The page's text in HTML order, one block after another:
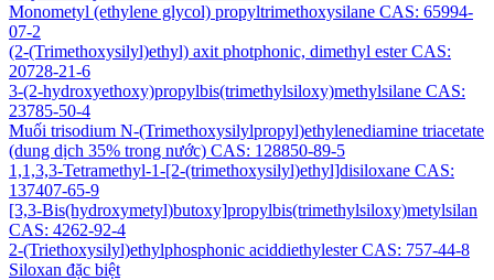
Monometyl (ethylene glycol) propyltrimethoxysilane CAS: 65994-
07-2
(2-(Trimethoxysilyl)ethyl) axit photphonic, dimethyl ester CAS:
20728-21-6
3-(2-hydroxyethoxy)propylbis(trimethylsiloxy)methylsilane CAS:
23785-50-4
Muối trisodium N-(Trimethoxysilylpropyl)ethylenediamine triacetate
(dung dịch 35% trong nước) CAS: 128850-89-5
1,1,3,3-Tetramethyl-1-[2-(trimethoxysilyl)ethyl]disiloxane CAS:
137407-65-9
[3,3-Bis(hydroxymetyl)butoxy]propylbis(trimethylsiloxy)metylsilan
CAS: 4262-92-4
2-(Triethoxysilyl)ethylphosphonic aciddiethylester CAS: 757-44-8
Siloxan đặc biệt